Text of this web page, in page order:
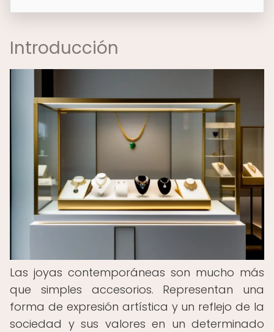
Introducción
Las joyas contemporáneas son mucho más
que simples accesorios. Representan una
forma de expresión artística y un reflejo de la
sociedad y sus valores en un determinado